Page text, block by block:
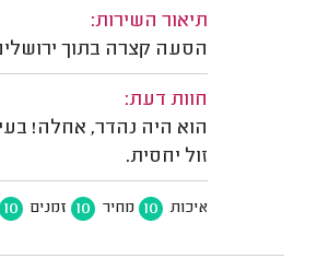
תיאור השירות:
הסעה קצרה בתוך
חוות דעת:
הוא היה נהדר, אחלה!
זול יחסית.
איכות 10 מחיר 10 זמנים 10